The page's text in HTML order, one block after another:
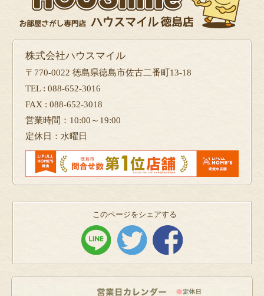
株式会社ハウスマイル
〒770-0022 徳島県徳島市佐古二番町13-18
TEL : 088-652-3016
FAX : 088-652-3018
営業時間：10:00～19:00
定休日：水曜日
このページをシェアする